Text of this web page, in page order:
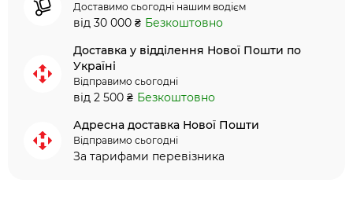
Доставимо сьогодні нашим водієм
від 30 000 ₴ Безкоштовно
Доставка у відділення Нової Пошти по
Україні
Відправимо сьогодні
від 2 500 ₴ Безкоштовно
Адресна доставка Нової Пошти
Відправимо сьогодні
За тарифами перевізника